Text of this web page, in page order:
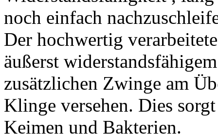
noch einfach
Der hochwertig
äußerst
zusätzlichen Zwinge am
Klinge versehen. Dies
Keimen und Bakterien.